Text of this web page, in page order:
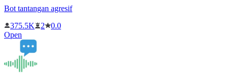
Bot tantangan agresif
375.5K
2
0.0
Open